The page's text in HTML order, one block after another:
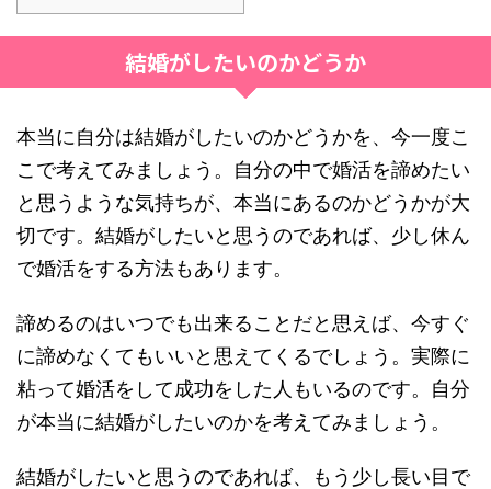
結婚がしたいのかどうか
本当に自分は結婚がしたいのかどうかを、今一度こ
こで考えてみましょう。自分の中で婚活を諦めたい
と思うような気持ちが、本当にあるのかどうかが大
切です。結婚がしたいと思うのであれば、少し休ん
で婚活をする方法もあります。
諦めるのはいつでも出来ることだと思えば、今すぐ
に諦めなくてもいいと思えてくるでしょう。実際に
粘って婚活をして成功をした人もいるのです。自分
が本当に結婚がしたいのかを考えてみましょう。
結婚がしたいと思うのであれば、もう少し長い目で